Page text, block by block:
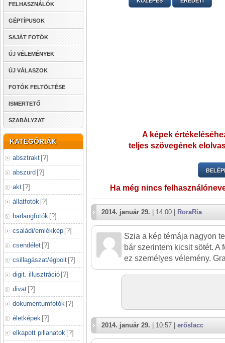
FELHASZNÁLÓK
GÉPTÍPUSOK
SAJÁT FOTÓK
ÚJ VÉLEMÉNYEK
ÚJ VÁLASZOK
FOTÓK FELTÖLTÉSE
ISMERTETŐ
SZABÁLYZAT
KATEGÓRIÁK
absztrakt [?]
abszurd [?]
akt [?]
állatfotók [?]
barlangfotók [?]
családi/emlékkép [?]
csendélet [?]
csillagászat/égbolt [?]
digit. illusztráció [?]
divat [?]
dokumentumfotók [?]
életképek [?]
elkapott pillanatok [?]
A képek
teljes szövegének
Ha még nincs
2014. január 29. | 14:00 | RoraRia
Szia a kép témája nagyon
bár szerintem kicsit sötét. A
ez személyes vélemény.
2014. január 29. | 10:57 | erőslacc